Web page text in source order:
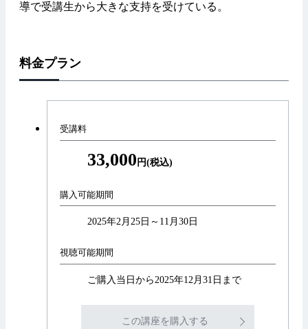
導で受講生から大きな支持を受けている。
料金プラン
受講料
33,000 円(税込)
購入可能期間
2025年2月25日～11月30日
視聴可能期間
ご購入当日から2025年12月31日まで
この講座を購入する